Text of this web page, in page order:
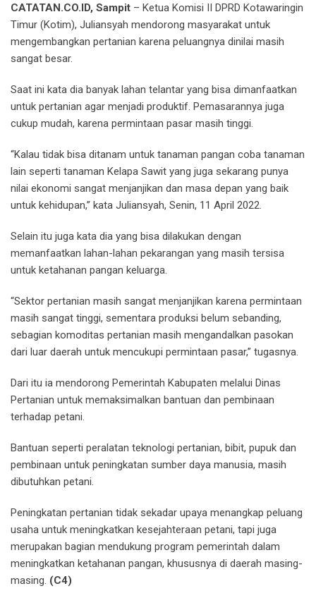
CATATAN.CO.ID, Sampit – Ketua Komisi II DPRD Kotawaringin
Timur (Kotim), Juliansyah mendorong masyarakat untuk
mengembangkan pertanian karena peluangnya dinilai masih
sangat besar.
Saat ini kata dia banyak lahan telantar yang bisa dimanfaatkan
untuk pertanian agar menjadi produktif. Pemasarannya juga
cukup mudah, karena permintaan pasar masih tinggi.
“Kalau tidak bisa ditanam untuk tanaman pangan coba tanaman
lain seperti tanaman Kelapa Sawit yang juga sekarang punya
nilai ekonomi sangat menjanjikan dan masa depan yang baik
untuk kehidupan,” kata Juliansyah, Senin, 11 April 2022.
Selain itu juga kata dia yang bisa dilakukan dengan
memanfaatkan lahan-lahan pekarangan yang masih tersisa
untuk ketahanan pangan keluarga.
“Sektor pertanian masih sangat menjanjikan karena permintaan
masih sangat tinggi, sementara produksi belum sebanding,
sebagian komoditas pertanian masih mengandalkan pasokan
dari luar daerah untuk mencukupi permintaan pasar,” tugasnya.
Dari itu ia mendorong Pemerintah Kabupaten melalui Dinas
Pertanian untuk memaksimalkan bantuan dan pembinaan
terhadap petani.
Bantuan seperti peralatan teknologi pertanian, bibit, pupuk dan
pembinaan untuk peningkatan sumber daya manusia, masih
dibutuhkan petani.
Peningkatan pertanian tidak sekadar upaya menangkap peluang
usaha untuk meningkatkan kesejahteraan petani, tapi juga
merupakan bagian mendukung program pemerintah dalam
meningkatkan ketahanan pangan, khususnya di daerah masing-
masing. (C4)